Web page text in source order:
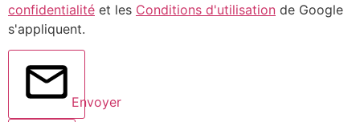
confidentialité et les Conditions d'utilisation de Google
s'appliquent.
Envoyer